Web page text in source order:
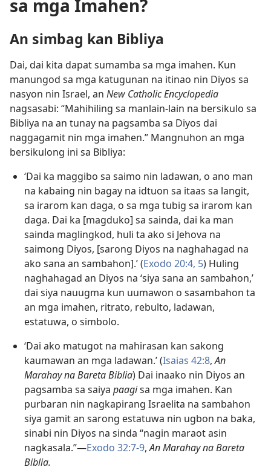
sa mga Imahen?
An simbag kan Bibliya
Dai, dai kita dapat sumamba sa mga imahen. Kun
manungod sa mga katugunan na itinao nin Diyos sa
nasyon nin Israel, an New Catholic Encyclopedia
nagsasabi: “Mahihiling sa manlain-lain na bersikulo sa
Bibliya na an tunay na pagsamba sa Diyos dai
naggagamit nin mga imahen.” Mangnuhon an mga
bersikulong ini sa Bibliya:
‘Dai ka maggibo sa saimo nin ladawan, o ano man
na kabaing nin bagay na idtuon sa itaas sa langit,
sa irarom kan daga, o sa mga tubig sa irarom kan
daga. Dai ka [magduko] sa sainda, dai ka man
sainda maglingkod, huli ta ako si Jehova na
saimong Diyos, [sarong Diyos na naghahagad na
ako sana an sambahon].’ (Exodo 20:4, 5) Huling
naghahagad an Diyos na ‘siya sana an sambahon,’
dai siya nauugma kun uumawon o sasambahon ta
an mga imahen, ritrato, rebulto, ladawan,
estatuwa, o simbolo.
‘Dai ako matugot na mahirasan kan sakong
kaumawan an mga ladawan.’ (Isaias 42:8,An
Marahay na Bareta Biblia) Dai inaako nin Diyos an
pagsamba sa saiya paagisa mga imahen. Kan
purbaran nin nagkapirang Israelita na sambahon
siya gamit an sarong estatuwa nin ugbon na baka,
sinabi nin Diyos na sinda “nagin maraot asin
nagkasala.”—Exodo 32:7-9,An Marahay na Bareta
Biblia.